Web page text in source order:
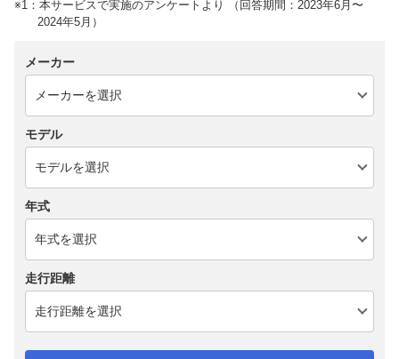
※1：本サービスで実施のアンケートより （回答期間：2023年6月〜
2024年5月）
メーカー
モデル
年式
走行距離